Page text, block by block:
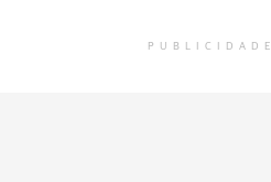
PUBLICIDADE